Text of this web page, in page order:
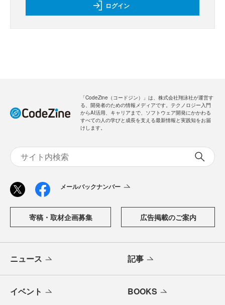
ログイン
「CodeZine（コードジン）」は、株式会社翔泳社が運営す
る、開発者のための情報メディアです。テクノロジー入門
からAI活用、キャリアまで、ソフトウェア開発にかかわる
すべての人の学びと成長を支える最新情報と実践知をお届
けします。
メールバックナンバー
寄稿・取材企画募集 広告掲載のご案内
ニュース 記事
イベント BOOKS